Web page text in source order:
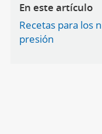
En este artículo
Recetas para los
presión